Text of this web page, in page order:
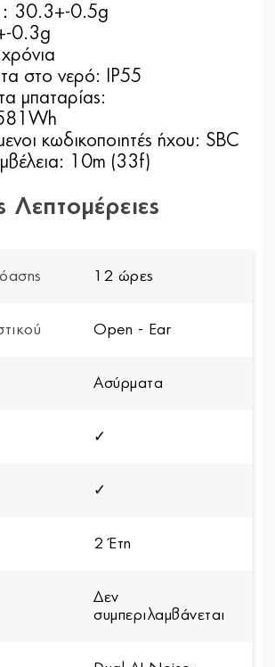
30.3+-0.5g
0.3g
στο νερό: IP55
μπαταρίας:
κωδικοποιητές ήχου: SBC
10m (33f)
Λεπτομέρειες
12 ώρες
Open - Ear
Ασύρματα
✓
✓
2 Έτη
Δεν
συμπεριλαμβάνεται